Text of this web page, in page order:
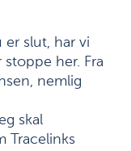
slut, har vi
her. Fra
nemlig
skal
Tracelinks